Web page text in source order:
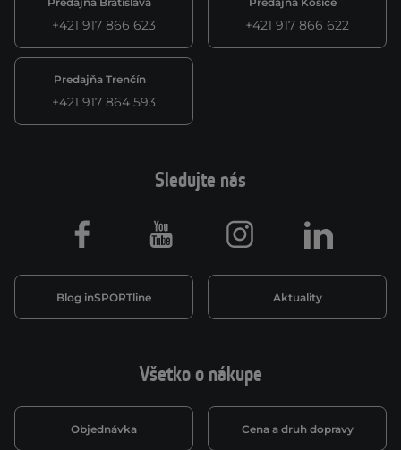
+421 917 866 623 +421 917 866 622
Predajňa Trenčín
+421 917 864 593
Všetko o nákupe
Objednávka Cena a druh dopravy
Sledujte nás
Blog inSPORTline Aktuality
Facebook Youtube Instagram LinkedIn